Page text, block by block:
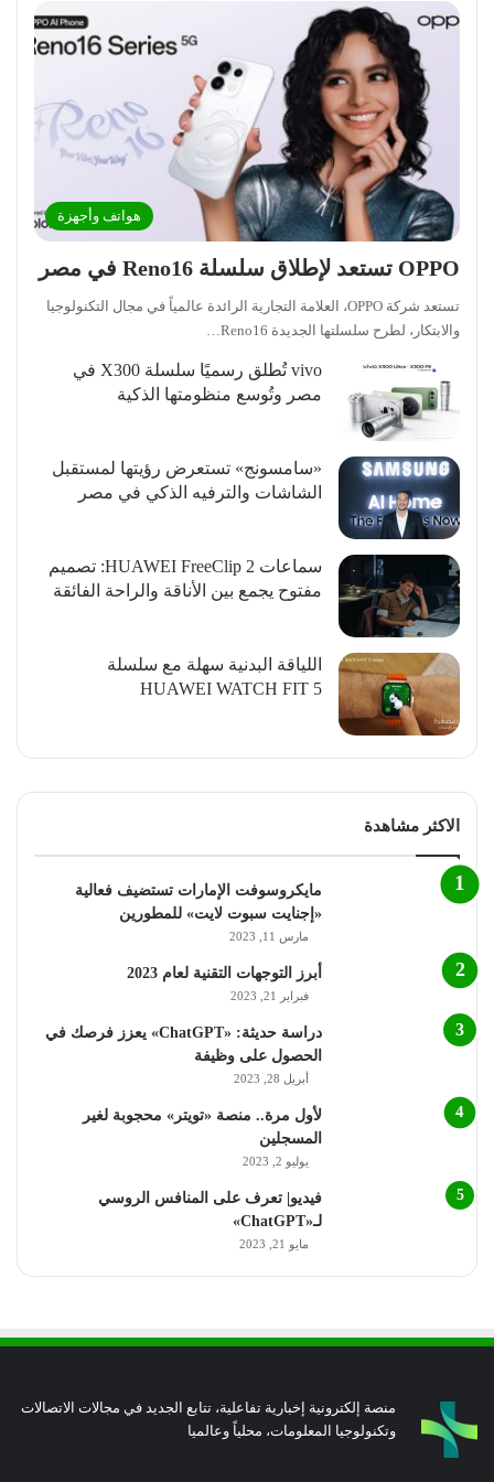
هواتف وأجهزة
OPPO تستعد لإطلاق سلسلة Reno16 في مصر
تستعد شركة OPPO، العلامة التجارية الرائدة عالمياً في مجال التكنولوجيا
والابتكار، لطرح سلسلتها الجديدة Reno16…
vivo تُطلق رسميًا سلسلة X300 في
مصر وتُوسع منظومتها الذكية
«سامسونج» تستعرض رؤيتها لمستقبل
الشاشات والترفيه الذكي في مصر
سماعات HUAWEI FreeClip 2: تصميم
مفتوح يجمع بين الأناقة والراحة الفائقة
اللياقة البدنية سهلة مع سلسلة
HUAWEI WATCH FIT 5
الاكثر مشاهدة
مايكروسوفت الإمارات تستضيف فعالية
«إجنايت سبوت لايت» للمطورين
مارس 11, 2023
أبرز التوجهات التقنية لعام 2023
فبراير 21, 2023
دراسة حديثة: «ChatGPT» يعزز فرصك في
الحصول على وظيفة
أبريل 28, 2023
لأول مرة.. منصة «تويتر» محجوبة لغير
المسجلين
يوليو 2, 2023
فيديو| تعرف على المنافس الروسي
لـ«ChatGPT»
مايو 21, 2023
منصة إلكترونية إخبارية تفاعلية، تتابع الجديد في مجالات الاتصالات
وتكنولوجيا المعلومات، محلياً وعالميا